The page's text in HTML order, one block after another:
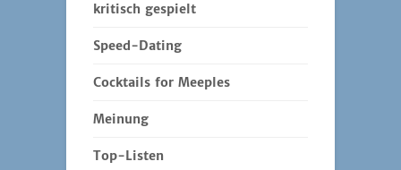
kritisch gespielt
Speed-Dating
Cocktails for Meeples
Meinung
Top-Listen